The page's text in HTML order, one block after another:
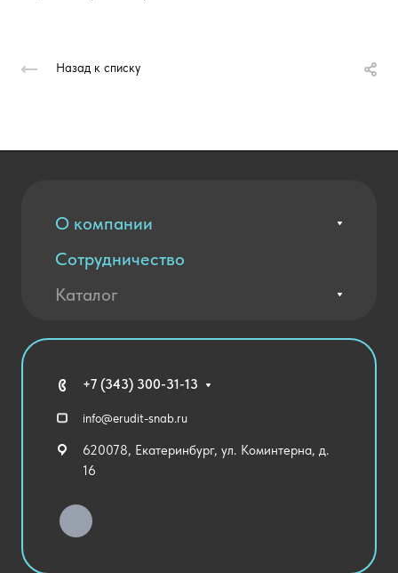
Назад к списку
О компании
Вакансии
Контакты
Благодарственные письма
Сотрудничество
Оплата и доставка
Каталог
Технические средства обучения
Спортивный зал
Уличное оборудование
Хозяйственные Товары
+7 (343) 300-31-13
info@erudit-snab.ru
620078, Екатеринбург, ул. Коминтерна, д.
16